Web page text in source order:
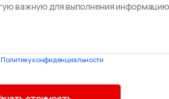
Политику конфиденциальности